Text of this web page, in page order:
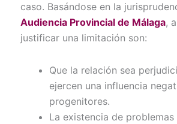
caso. Basándose en la
Audiencia Provincial de Málaga,
justificar una limitación son:
Que la relación sea
ejercen una influencia
progenitores.
La existencia de